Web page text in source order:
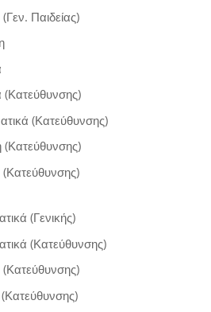
Παιδείας)
(Κατεύθυνσης)
(Κατεύθυνσης)
(Κατεύθυνσης)
(Γενικής)
(Κατεύθυνσης)